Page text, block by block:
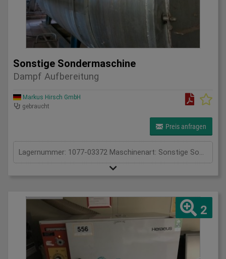
Sonstige Sondermaschine
Dampf Aufbereitung
Markus Hirsch GmbH
gebraucht
Preis anfragen
Lagernummer: 1077-03372 Maschinenart: Sonstige Sondermaschine Fabrikat: - Typ: Dampf Aufbereitung Baujahr: unbekannt Steuerung: Sonstige Lagerort: Deutschland Ursprungsland: Deutschland Lieferzeit: sofort Frachtbasis: ab Standort Preis: Auf Anfrage
2